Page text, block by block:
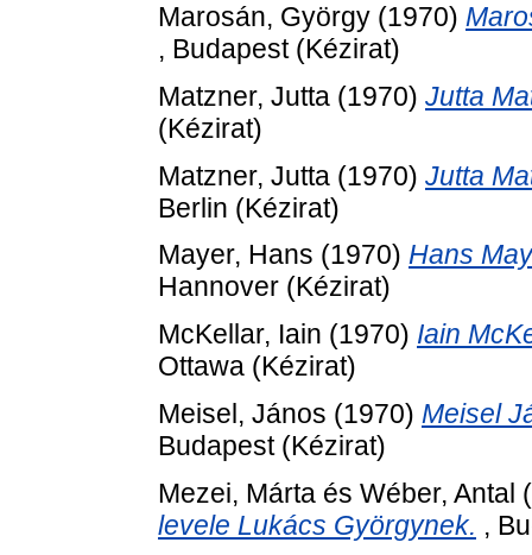
Marosán, György (1970)
, Budapest (Kézirat)
Matzner, Jutta (1970) Jutta
(Kézirat)
Matzner, Jutta (1970) Jutta
Berlin (Kézirat)
Mayer, Hans (1970) Hans
Hannover (Kézirat)
McKellar, Iain (1970) Iain
Ottawa (Kézirat)
Meisel, János (1970) Meisel
Budapest (Kézirat)
Mezei, Márta és Wéber, Antal
levele Lukács Györgynek. ,